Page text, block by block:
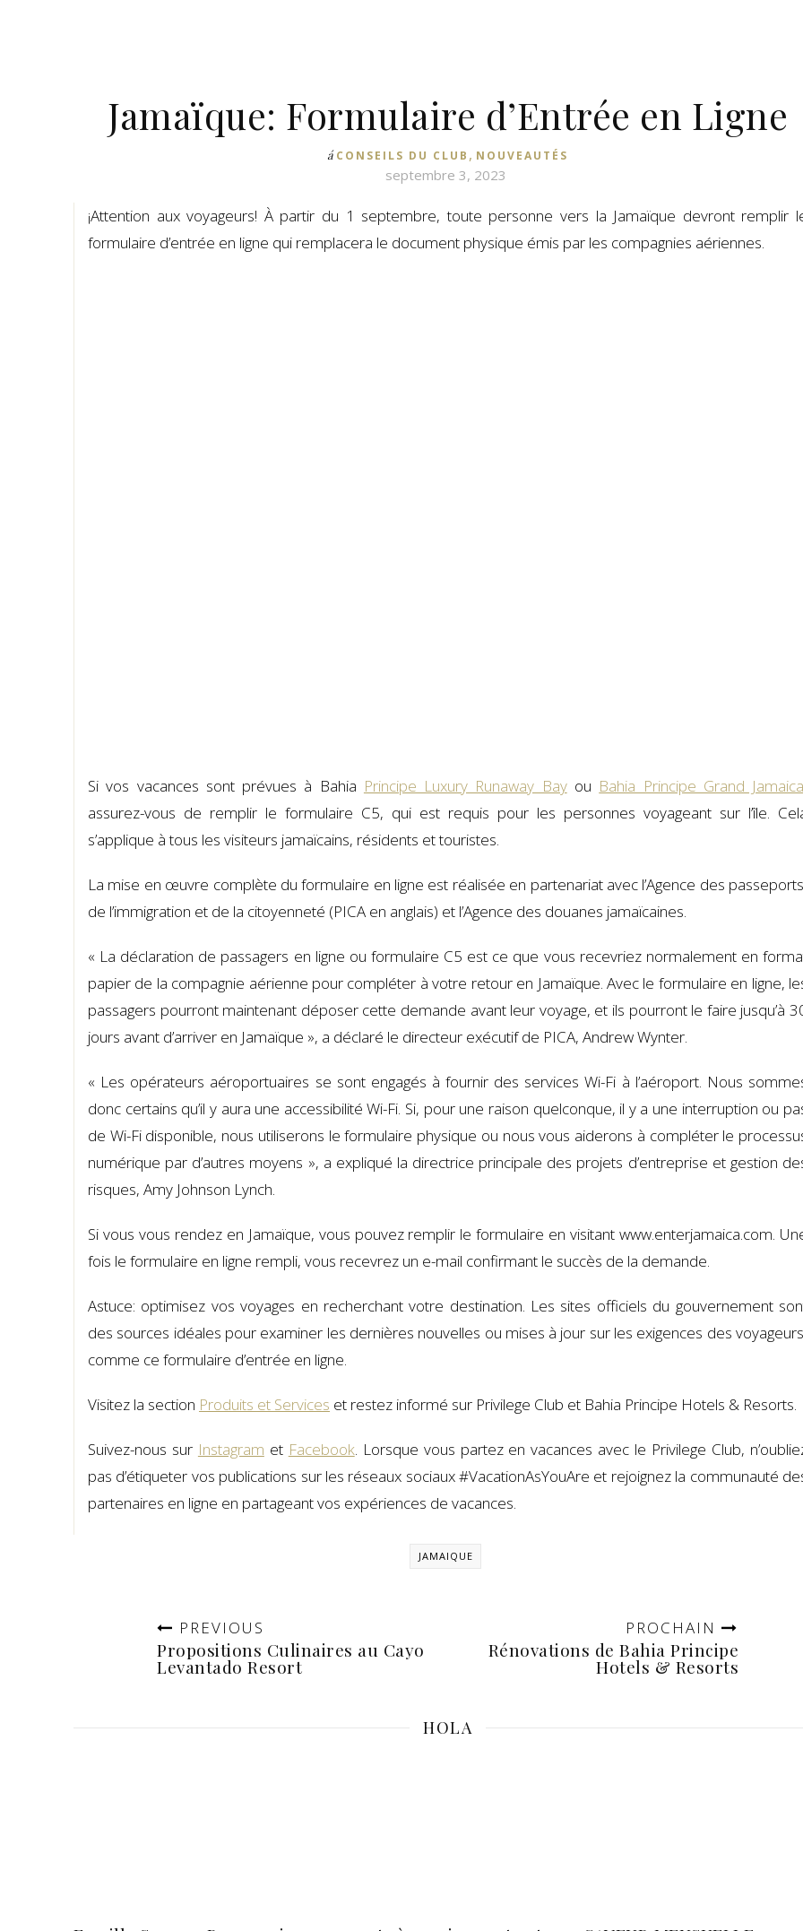
Jamaïque: Formulaire d’Entrée en Ligne
á CONSEILS DU CLUB , NOUVEAUTÉS
septembre 3, 2023
¡Attention aux voyageurs! À partir du 1 septembre, toute personne vers la Jamaïque devront remplir
formulaire d’entrée en ligne qui remplacera le document physique émis par les compagnies aériennes.
Si vos vacances sont prévues à Bahia Principe Luxury Runaway Bayou Bahia Principe Grand Jamaica
assurez-vous de remplir le formulaire C5, qui est requis pour les personnes voyageant sur l’île.
s’applique à tous les visiteurs jamaïcains, résidents et touristes.
La mise en œuvre complète du formulaire en ligne est réalisée en partenariat avec l’Agence des
de l’immigration et de la citoyenneté (PICA en anglais) et l’Agence des douanes jamaïcaines.
« La déclaration de passagers en ligne ou formulaire C5 est ce que vous recevriez normalement en
papier de la compagnie aérienne pour compléter à votre retour en Jamaïque. Avec le formulaire en ligne,
passagers pourront maintenant déposer cette demande avant leur voyage, et ils pourront le faire jusqu’à
jours avant d’arriver en Jamaïque », a déclaré le directeur exécutif de PICA, Andrew Wynter.
« Les opérateurs aéroportuaires se sont engagés à fournir des services Wi-Fi à l’aéroport. Nous
donc certains qu’il y aura une accessibilité Wi-Fi. Si, pour une raison quelconque, il y a une interruption ou
de Wi-Fi disponible, nous utiliserons le formulaire physique ou nous vous aiderons à compléter le
numérique par d’autres moyens », a expliqué la directrice principale des projets d’entreprise et gestion
risques, Amy Johnson Lynch.
Si vous vous rendez en Jamaïque, vous pouvez remplir le formulaire en visitant www.enterjamaica.com.
fois le formulaire en ligne rempli, vous recevrez un e-mail confirmant le succès de la demande.
Astuce: optimisez vos voyages en recherchant votre destination. Les sites officiels du gouvernement
des sources idéales pour examiner les dernières nouvelles ou mises à jour sur les exigences des
comme ce formulaire d’entrée en ligne.
Visitez la section Produits et Services et restez informé sur Privilege Club et Bahia Principe Hotels & Resorts.
Suivez-nous sur Instagram et Facebook . Lorsque vous partez en vacances avec le Privilege Club,
pas d’étiqueter vos publications sur les réseaux sociaux #VacationAsYouAre et rejoignez la communauté
partenaires en ligne en partageant vos expériences de vacances.
JAMAIQUE
PREVIOUS
Propositions Culinaires au Cayo
Levantado Resort
PROCHAIN
Rénovations de Bahia Principe
Hotels & Resorts
HOLA